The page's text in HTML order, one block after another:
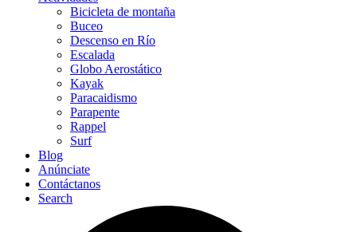
Bicicleta de montaña
Buceo
Descenso en Río
Escalada
Globo Aerostático
Kayak
Paracaidismo
Parapente
Rappel
Surf
Blog
Anúnciate
Contáctanos
Search